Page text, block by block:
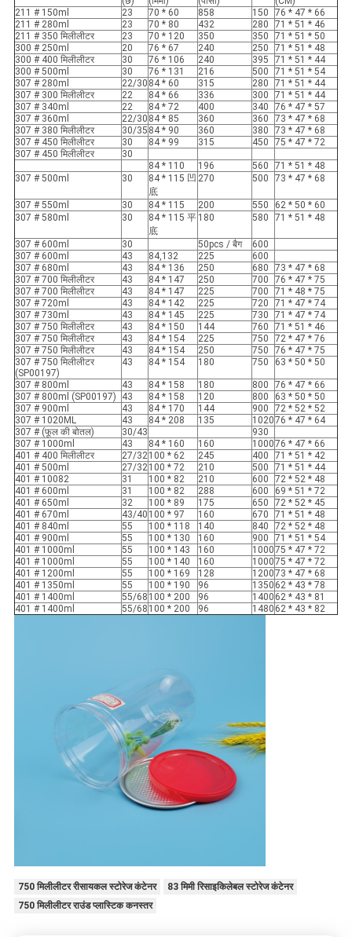
211 # 150ml
23 70 * 60 858 150
76 * 47 * 66
211 # 280ml
23 70 * 80 432 280
71 * 51 * 46
211 # 350 मिलीलीटर
23 70 * 120 350 350
71 * 51 * 50
300 # 250ml
20 76 * 67 240 250
71 * 51 * 48
300 # 400 मिलीलीटर
30 76 * 106 240 395
71 * 51 * 44
300 # 500ml
30 76 * 131 216 500
71 * 51 * 54
307 # 280ml
22/30 84 * 60 315 280
71 * 51 * 44
307 # 300 मिलीलीटर
22 84 * 66 336 300
71 * 51 * 44
307 # 340ml
22 84 * 72 400 340
76 * 47 * 57
307 # 360ml
22/30 84 * 85 360 360
73 * 47 * 68
307 # 380 मिलीलीटर
30/35 84 * 90 360 380
73 * 47 * 68
307 # 450 मिलीलीटर
30 84 * 99 315 450
75 * 47 * 72
307 # 450 मिलीलीटर
30
84 * 110
196 560
71 * 51 * 48
307 # 500ml
30
84 * 115 凹
底
270 500 73 * 47 * 68
307 # 550ml 30 84 * 115 200 550
62 * 50 * 60
307 # 580ml
30
84 * 115 平
底
180 580 71 * 51 * 48
307 # 600ml 30 50pcs / बैग
600
307 # 600ml
43 84,132 225
600
307 # 680ml
43 84 * 136 250 680
73 * 47 * 68
307 # 700 मिलीलीटर
43 84 * 147 250 700
76 * 47 * 75
307 # 700 मिलीलीटर
43 84 * 147 225 700
71 * 48 * 75
307 # 720ml
43 84 * 142 225 720
71 * 47 * 74
307 # 730ml
43 84 * 145 225 730
71 * 47 * 74
307 # 750 मिलीलीटर
43 84 * 150 144 760
71 * 51 * 46
307 # 750 मिलीलीटर
43 84 * 154 225 750
72 * 47 * 76
307 # 750 मिलीलीटर
43 84 * 154 250 750
76 * 47 * 75
307 # 750 मिलीलीटर
(SP00197)
43 84 * 154 180 750 63 * 50 * 50
307 # 800ml 43 84 * 158 180 800
76 * 47 * 66
307 # 800ml (SP00197)
43 84 * 158 120 800
63 * 50 * 50
307 # 900ml
43 84 * 170 144 900
72 * 52 * 52
307 # 1020ML
43 84 * 208 135 102076 * 47 * 64
307 # (फूल की बोतल)
30/43
930
307 # 1000ml
43 84 * 160 160 100076 * 47 * 66
401 # 400 मिलीलीटर
27/32100 * 62 245 400
71 * 51 * 42
401 # 500ml
27/32100 * 72 210 500
71 * 51 * 44
401 # 10082
31 100 * 82 210 600
72 * 52 * 48
401 # 600ml
31 100 * 82 288 600
69 * 51 * 72
401 # 650ml
32 100 * 89 175 650
72 * 52 * 45
401 # 670ml
43/40 100 * 97 160 670
71 * 51 * 48
401 # 840ml
55 100 * 118 140 840
72 * 52 * 48
401 # 900ml
55 100 * 130 160 900
71 * 51 * 54
401 # 1000ml
55 100 * 143 160 100075 * 47 * 72
401 # 1000ml
55 100 * 140 160 100075 * 47 * 72
401 # 1200ml
55 100 * 169 128 120073 * 47 * 68
401 # 1350ml
55 100 * 190 96 1350 62 * 43 * 78
401 # 1400ml
55/68 100 * 200 96 1400 62 * 43 * 81
401 # 1400ml
55/68 100 * 200 96 1480 62 * 43 * 82
750 मिलीलीटर रीसायकल स्टोरेज कंटेनर
83 मिमी रिसाइकिलेबल स्टोरेज कंटेनर
750 मिलीलीटर राउंड प्लास्टिक कनस्तर